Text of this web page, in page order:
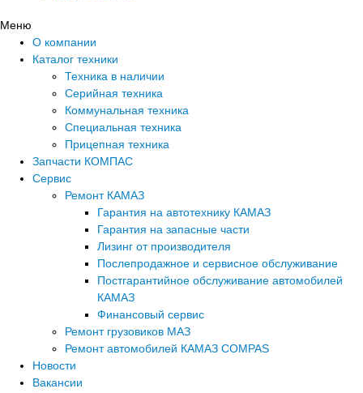
Меню
О компании
Каталог техники
Техника в наличии
Серийная техника
Коммунальная техника
Специальная техника
Прицепная техника
Запчасти КОМПАС
Сервис
Ремонт КАМАЗ
Гарантия на автотехнику КАМАЗ
Гарантия на запасные части
Лизинг от производителя
Послепродажное и сервисное обслуживание
Постгарантийное обслуживание автомобилей
КАМАЗ
Финансовый сервис
Ремонт грузовиков МАЗ
Ремонт автомобилей КАМАЗ COMPAS
Новости
Вакансии